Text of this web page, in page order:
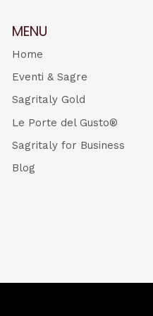
MENU
Home
Eventi & Sagre
Sagritaly Gold
Le Porte del Gusto®
Sagritaly for Business
Blog